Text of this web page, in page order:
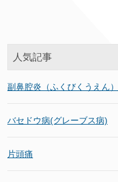
人気記事
副鼻腔炎（ふくびくうえん）
バセドウ病(グレーブス病)
片頭痛